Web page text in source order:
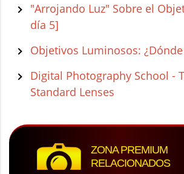
"Arrojando Luz" Sobre el
día 5]
Objetivos Luminosos:
Digital Photography School -
Standard Lenses
ZONA PREMIUM
RELACIONADOS